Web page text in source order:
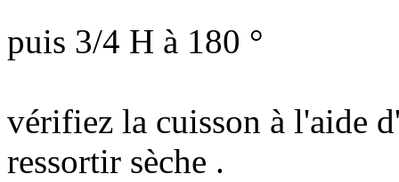
puis 3/4 H à 180 °
vérifiez la cuisson à l'aide
ressortir sèche .